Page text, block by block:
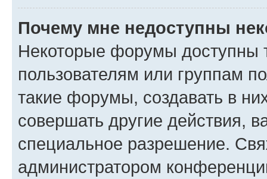
Почему мне недоступны
Некоторые форумы доступны
пользователям или группам
такие форумы, создавать в
совершать другие действия,
специальное разрешение.
администратором